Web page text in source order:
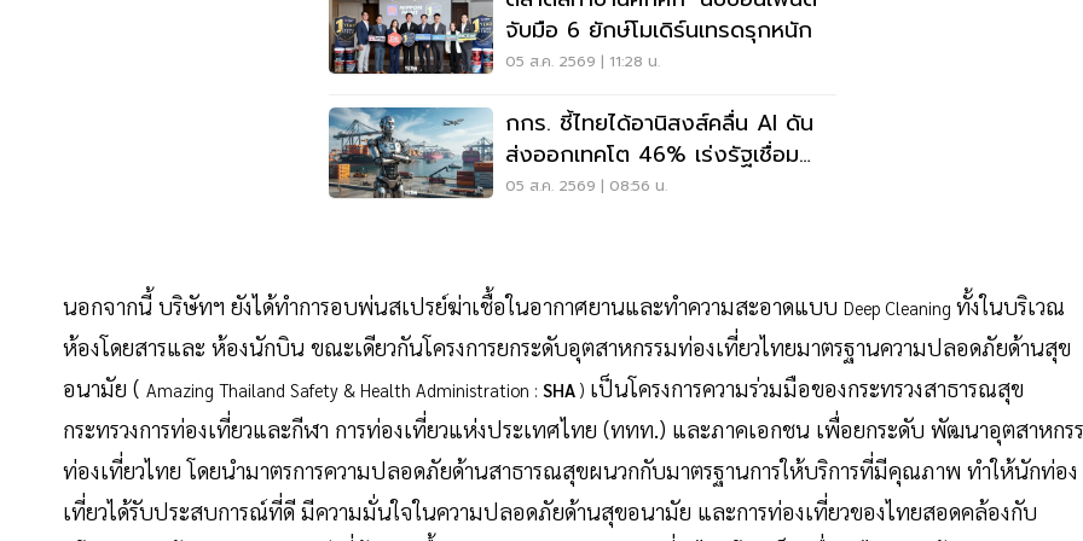
จับมือ 6 ยักษ์โมเดิร์นเทรดรุกหนัก
05 ส.ค. 2569 | 11:28 น.
กกร. ชี้ไทยได้อานิสงส์คลื่น AI ดัน
ส่งออกเทคโต 46% เร่งรัฐเชื่อม
ข้อมูล
05 ส.ค. 2569 | 08:56 น.
นอกจากนี้ บริษัทฯ ยังได้ทำการอบพ่นสเปรย์ฆ่าเชื้อในอากาศยานและทำความสะอาดแบบ Deep Cleaning ทั้งในบริเวณ
ห้องโดยสารและ ห้องนักบิน ขณะเดียวกันโครงการยกระดับอุตสาหกรรมท่องเที่ยวไทยมาตรฐานความปลอดภัยด้านสุข
อนามัย ( Amazing Thailand Safety & Health Administration : SHA ) เป็นโครงการความร่วมมือของกระทรวงสาธารณสุข
กระทรวงการท่องเที่ยวและกีฬา การท่องเที่ยวแห่งประเทศไทย (ททท.) และภาคเอกชน เพื่อยกระดับ พัฒนาอุตสาหกร
ท่องเที่ยวไทย โดยนำมาตรการความปลอดภัยด้านสาธารณสุขผนวกกับมาตรฐานการให้บริการที่มีคุณภาพ ทำให้นักท่อง
เที่ยวได้รับประสบการณ์ที่ดี มีความมั่นใจในความปลอดภัยด้านสุขอนามัย และการท่องเที่ยวของไทยสอดคล้องกับ